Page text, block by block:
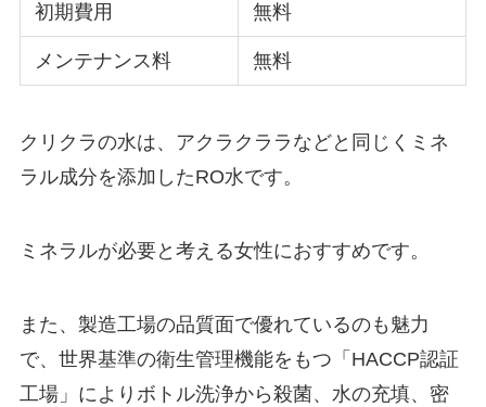
初期費用 無料
メンテナンス料 無料
クリクラの水は、アクラクララなどと同じくミネ
ラル成分を添加したRO水です。
ミネラルが必要と考える女性におすすめです。
また、製造工場の品質面で優れているのも魅力
で、世界基準の衛生管理機能をもつ「HACCP認証
工場」によりボトル洗浄から殺菌、水の充填、密